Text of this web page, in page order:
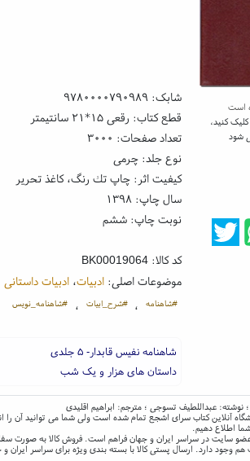
است
کنید،
شود
شابک:۹۷۸۰۰۰۰۷۹۰۹۸۹
قطع کتاب: رقعی ۱۵*۲۱ سانتیمتر
تعداد صفحات: ۳۰۰۰
نوع جلد: چرمی
کیفیت اثر: چاپ تك رنگ، کاغذ تحریر
سال چاپ: ۱۳۹۸
نوبت چاپ: ششم
کد کالا:BK00019064
موضوعات اصلی:ادبیات،ادبیات داستانی
#شاهنامه ، #شرح_ابیات ، #شاهنامه_نویس
شاهنامه نفیس قابدار- ۵ جلدی
داستان های هزار و یک شب
آنلاین کتاب سرای اشجع تمام شده است ولی شما می توانید آن را
شما اطلاع دهیم.
عضو سایت در سراسر ایران و جهان فراهم است. فروش کالا به
هم وجود دارد. ارسال پستی کالا با بسته بندی ویژه برای سراسر